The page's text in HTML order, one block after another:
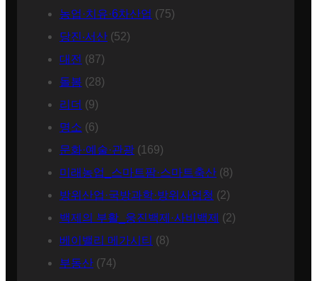
농업·치유·6차산업 (75)
당진‧서산 (52)
대전 (87)
돌봄 (28)
리더 (9)
명소 (6)
문화·예술·관광 (169)
미래농업_스마트팜·스마트축산 (8)
방위산업·국방과학·방위사업청 (2)
백제의 부활_웅진백제·사비백제 (2)
베이밸리 메가시티 (8)
부동산 (74)